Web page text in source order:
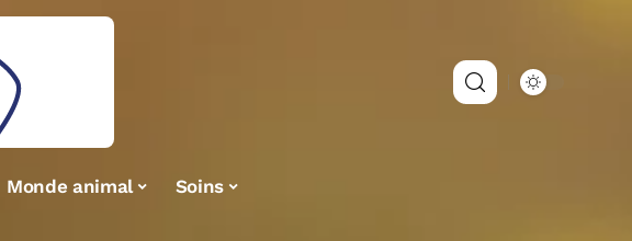
Monde animal Soins